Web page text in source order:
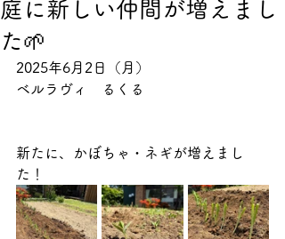
庭に新しい仲間が増えまし
た🌱
2025年6月2日
（月）
ベルラヴィ　るくる
新たに、かぼちゃ・ネギが増えまし
た！